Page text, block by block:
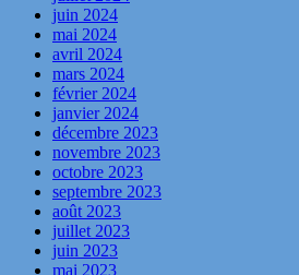
juin 2024
mai 2024
avril 2024
mars 2024
février 2024
janvier 2024
décembre 2023
novembre 2023
octobre 2023
septembre 2023
août 2023
juillet 2023
juin 2023
mai 2023